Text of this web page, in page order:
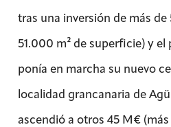
tras una inversión de más de
51.000 m² de superficie) y el
ponía en marcha su nuevo
localidad grancanaria de
ascendió a otros 45 M€